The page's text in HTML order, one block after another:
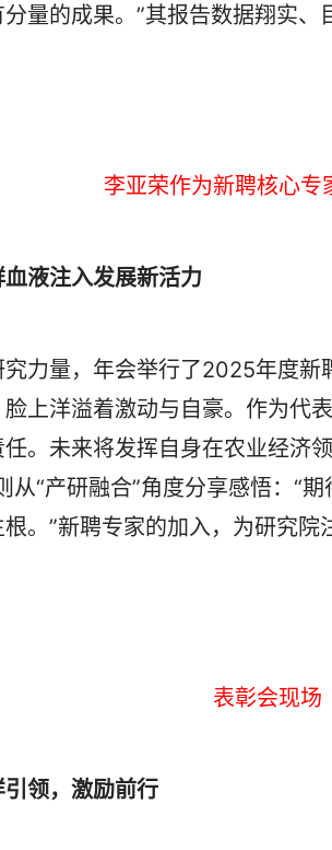
量的成果。”其报告数据翔实
李亚荣作为新聘核心专
液注入发展新活力
量，年会举行了2025年度新
上洋溢着激动与自豪。作为代
。未来将发挥自身在农业经济
从“产研融合”角度分享感悟：“
。”新聘专家的加入，为研究
表彰会现场
领，激励前行